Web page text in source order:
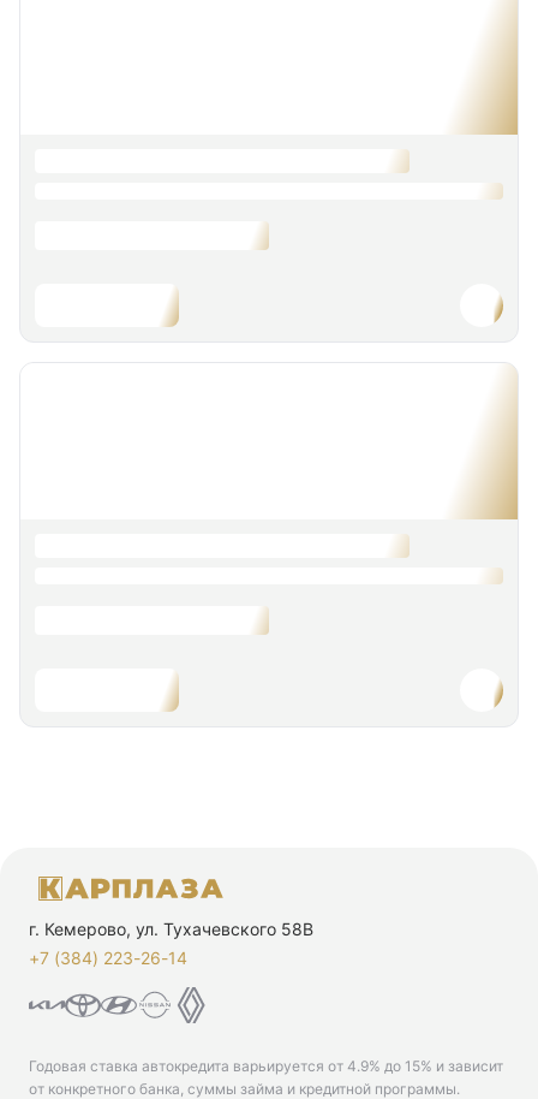
г. Кемерово, ул. Тухачевского 58В
+7 (384) 223-26-14‬
Годовая ставка автокредита варьируется от 4.9% до 15% и зависит
от конкретного банка, суммы займа и кредитной программы.